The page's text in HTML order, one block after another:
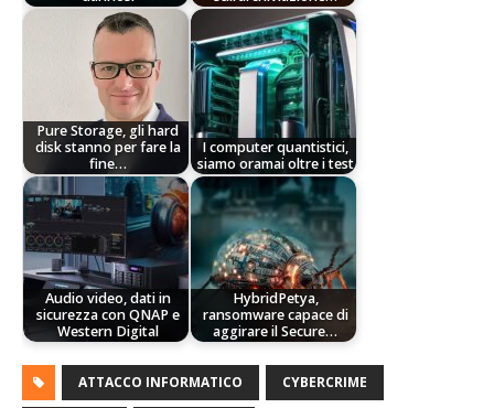
Pure Storage, gli hard
disk stanno per fare la
fine…
I computer quantistici,
siamo oramai oltre i test
Audio video, dati in
sicurezza con QNAP e
Western Digital
HybridPetya,
ransomware capace di
aggirare il Secure…
ATTACCO INFORMATICO CYBERCRIME